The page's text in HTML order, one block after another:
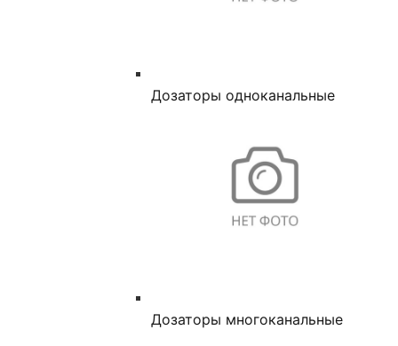
Дозаторы одноканальные
Дозаторы многоканальные